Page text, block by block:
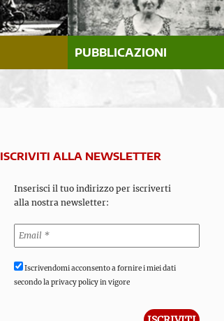
PUBBLICAZIONI
ISCRIVITI ALLA NEWSLETTER
Inserisci il tuo indirizzo per iscriverti
alla nostra newsletter:
Iscrivendomi acconsento a fornire i miei dati
secondo la privacy policy in vigore